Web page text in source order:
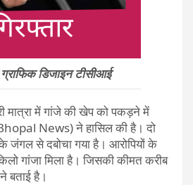
डिजाइन टीसीआई
मात्रा में गांजे की खेप को पकड़ने में
News) ने हासिल की है। दो
जंगल से दबोचा गया है। आरोपियों के
गांजा मिला है। जिसकी कीमत करीब
बताई है।